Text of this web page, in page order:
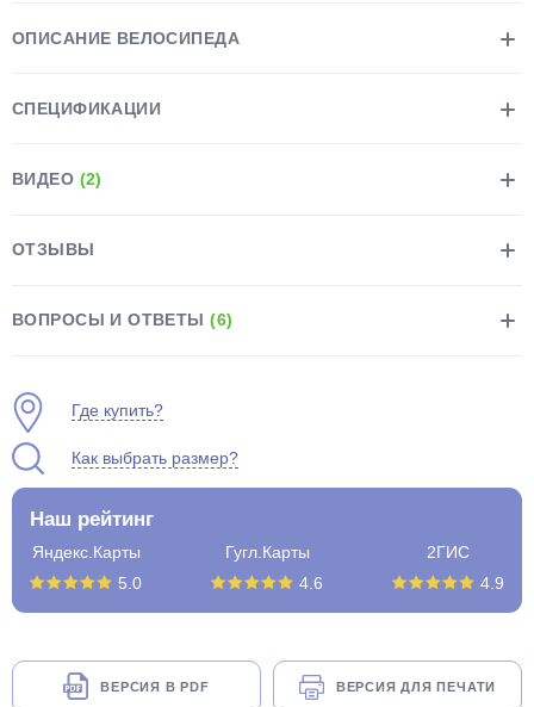
ОПИСАНИЕ ВЕЛОСИПЕДА
СПЕЦИФИКАЦИИ
ВИДЕО (2)
ОТЗЫВЫ
ВОПРОСЫ И ОТВЕТЫ(6)
Где купить?
Как выбрать размер?
Наш рейтинг
Яндекс.Карты
5.0
Гугл.Карты
4.6
2ГИС
4.9
ВЕРСИЯ В PDF ВЕРСИЯ ДЛЯ ПЕЧАТИ